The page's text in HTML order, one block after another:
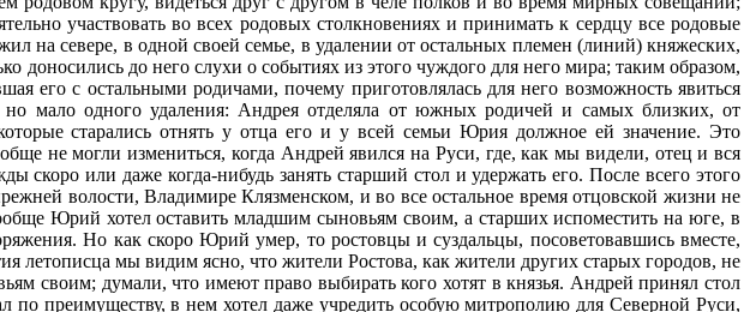
участвовать во всех родовых столкновениях и принимать к сердцу все родовые
на севере, в одной своей семье, в удалении от остальных племен (линий) княжеских,
доносились до него слухи о событиях из этого чуждого для него мира; таким образом,
его с остальными родичами, почему приготовлялась для него возможность явиться
мало одного удаления: Андрея отделяла от южных родичей и самых близких, от
старались отнять у отца его и у всей семьи Юрия должное ей значение. Это
не могли измениться, когда Андрей явился на Руси, где, как мы видели, отец и вся
скоро или даже когда-нибудь занять старший стол и удержать его. После всего этого
волости, Владимире Клязменском, и во все остальное время отцовской жизни не
Юрий хотел оставить младшим сыновьям своим, а старших испоместить на юге, в
Но как скоро Юрий умер, то ростовцы и суздальцы, посоветовавшись вместе,
летописца мы видим ясно, что жители Ростова, как жители других старых городов, не
своим; думали, что имеют право выбирать кого хотят в князья. Андрей принял стол
по преимуществу, в нем хотел даже учредить особую митрополию для Северной Руси,